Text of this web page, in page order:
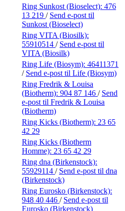
Ring Sunkost (Bioselect): 476
13 219 / Send e-post til
Sunkost (Bioselect)
Ring VITA (Biosilk):
55910514 / Send e-post til
VITA (Biosilk)
Ring Life (Biosym): 46411371
/ Send e-post til Life (Biosym)
Ring Fredrik & Louisa
(Biotherm): 904 87 146 / Send
e-post til Fredrik & Louisa
(Biotherm)
Ring Kicks (Biotherm): 23 65
42 29
Ring Kicks (Biotherm
Homme): 23 65 42 29
Ring dna (Birkenstock):
55929114 / Send e-post til dna
(Birkenstock)
Ring Eurosko (Birkenstock):
948 40 446 / Send e-post til
Eurosko (Birkenstock)